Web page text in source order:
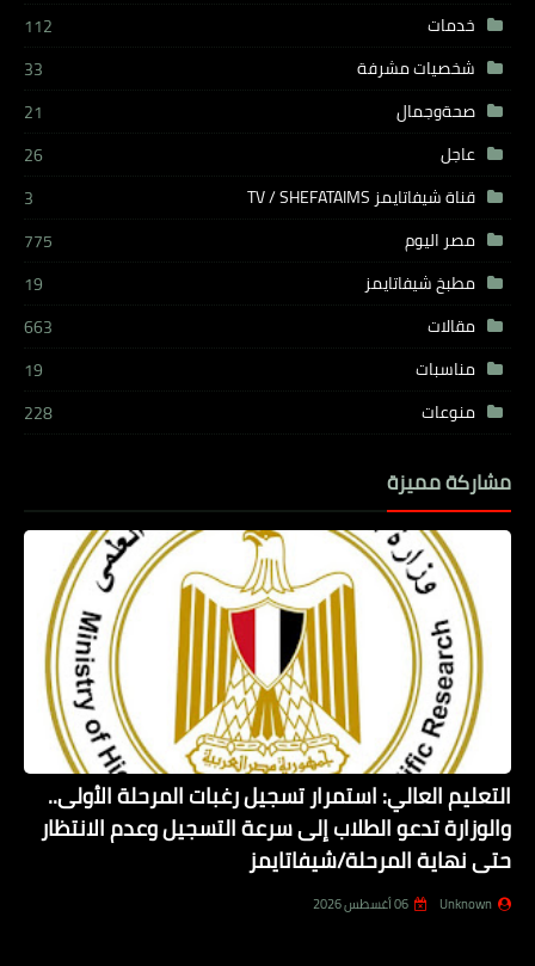
خدمات
112
شخصيات مشرفة
33
صحةوجمال
21
عاجل
26
قناة شيفاتايمز TV / SHEFATAIMS
3
مصر اليوم
775
مطبخ شيفاتايمز
19
مقالات
663
مناسبات
19
منوعات
228
مشاركة مميزة
التعليم العالي: استمرار تسجيل رغبات المرحلة الأولى..
والوزارة تدعو الطلاب إلى سرعة التسجيل وعدم الانتظار
حتى نهاية المرحلة/شيفاتايمز
Unknown 06 أغسطس 2026